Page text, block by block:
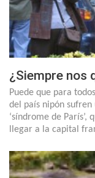
¿Siempre nos
Puede que para
del país nipón
‘síndrome de París’,
llegar a la capital